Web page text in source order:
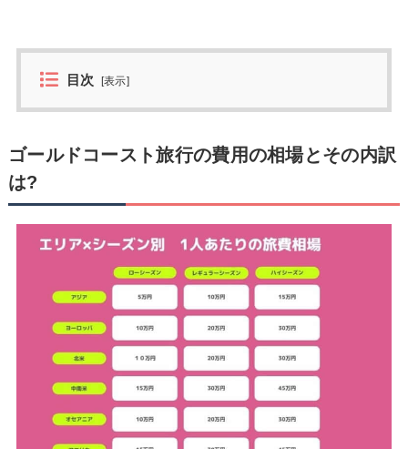
目次 [表示]
ゴールドコースト旅行の費用の相場とその内訳
は?